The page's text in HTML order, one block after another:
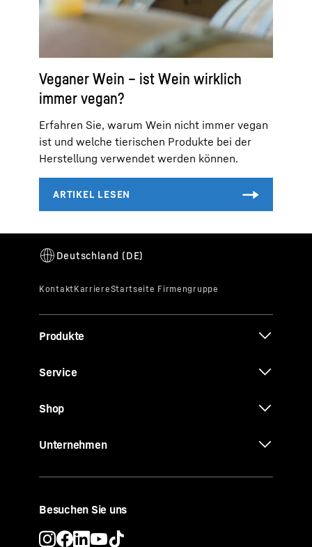
Veganer Wein – ist Wein wirklich
immer vegan?
Erfahren Sie, warum Wein nicht immer vegan
ist und welche tierischen Produkte bei der
Herstellung verwendet werden können.
Produkte
Service
Shop
Unternehmen
Besuchen Sie uns